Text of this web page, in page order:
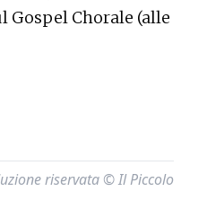
Gospel Chorale (alle
riservata © Il Piccolo